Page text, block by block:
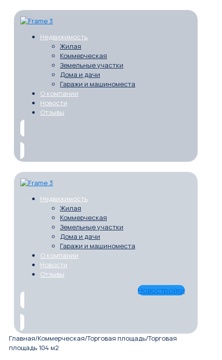
Недвижимость
Жилая
Коммерческая
Земельные участки
Дома и дачи
Гаражи и машиноместа
О компании
Новости
Отзывы
Недвижимость
Жилая
Коммерческая
Земельные участки
Дома и дачи
Гаражи и машиноместа
О компании
Новости
Отзывы
Новостройки
Главная/Коммерческая/Торговая площадь/Торговая
площадь 104 м2